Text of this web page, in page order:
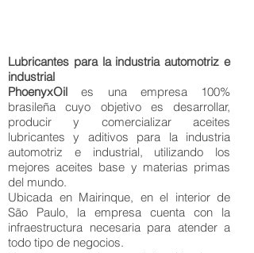
Lubricantes para la industria automotriz e
industrial
PhoenyxOil es una empresa 100%
brasileña cuyo objetivo es desarrollar,
producir y comercializar aceites
lubricantes y aditivos para la industria
automotriz e industrial, utilizando los
mejores aceites base y materias primas
del mundo.
Ubicada en Mairinque, en el interior de
São Paulo, la empresa cuenta con la
infraestructura necesaria para atender a
todo tipo de negocios.